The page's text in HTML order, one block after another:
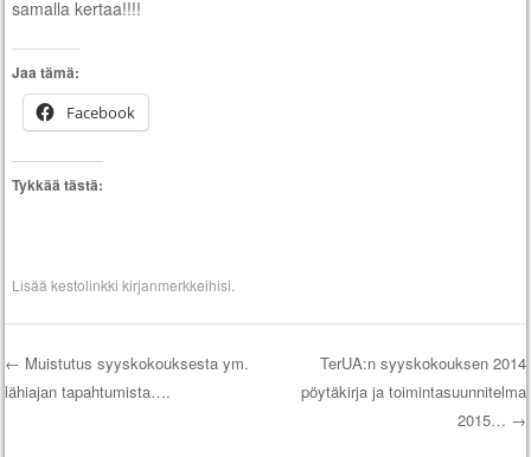
samalla kertaa!!!!
Jaa tämä:
Facebook
Tykkää tästä:
Lisääkestolinkki kirjanmerkkeihisi.
Artikkelien selaus
← Muistutus syyskokouksesta ym.
lähiajan tapahtumista….
TerUA:n syyskokouksen 2014
pöytäkirja ja toimintasuunnitelma
2015… →